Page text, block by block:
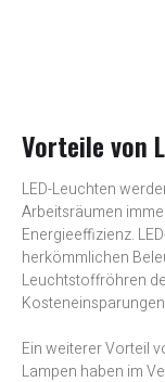
Vorteile von
LED-Leuchten
Arbeitsräumen
Energieeffizienz.
herkömmlichen
Leuchtstoffröhren
Ein weiterer Vorteil
Lampen haben im